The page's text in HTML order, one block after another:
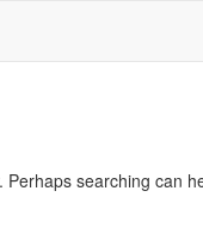
Perhaps searching can